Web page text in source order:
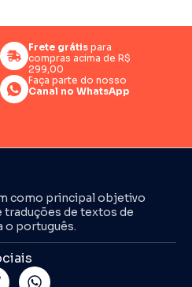
Frete grátispara
compras acima de R$
299,00
Faça parte do nosso
Canal no WhatsApp
como principal objetivo
traduções de textos de
o português.